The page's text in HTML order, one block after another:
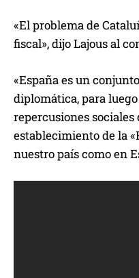
«El problema de
fiscal», dijo Lajous al
«España es un
diplomática, para
repercusiones sociales
establecimiento de la
nuestro país como en